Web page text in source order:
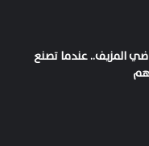
المزيف.. عندما تصنع